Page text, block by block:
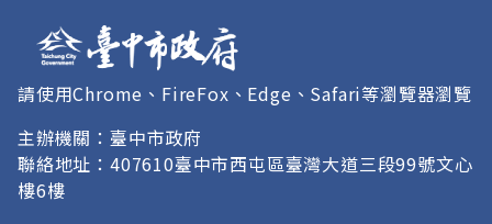
請使用Chrome、FireFox、Edge、Safari等瀏覽器瀏覽
主辦機關：臺中市政府
聯絡地址：407610臺中市西屯區臺灣大道三段99號文心
樓6樓